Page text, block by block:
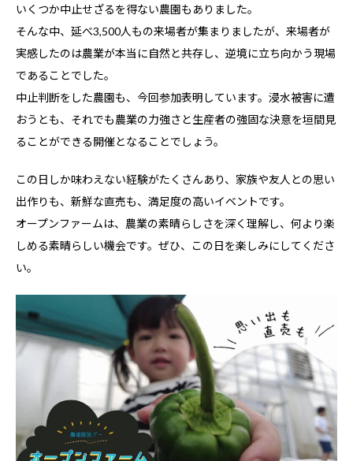
いくつか中止せざるを得ない農園もありました。
そんな中、延べ3,500人もの来場者が集まりましたが、来場者が
実感したのは農業が本当に自然と共存し、逆境に立ち向かう現場
であることでした。
中止判断をした農園も、今回参加表明しています。浸水被害に遭
おうとも、それでも農業の力強さと生産者の強固な決意を垣間見
ることができる開催となることでしょう。
この日しか味わえない経験がたくさんあり、家族や友人との思い
出作りも、新鮮な直売も、満足度の高いイベントです。
オープンファームは、農業の素晴らしさを深く理解し、何より楽
しめる素晴らしい機会です。ぜひ、この日を楽しみにしてくださ
い。